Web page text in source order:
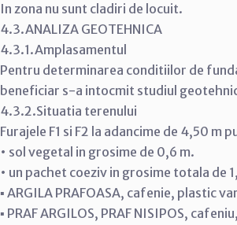
In zona nu sunt cladiri de locuit.
4.3.ANALIZA GEOTEHNICA
4.3.1.Amplasamentul
Pentru determinarea conditiilor de
beneficiar s-a intocmit studiul
4.3.2.Situatia terenului
Furajele F1 si F2 la adancime de 4,50
• sol vegetal in grosime de 0,6 m.
• un pachet coeziv in grosime totala de
▪ ARGILA PRAFOASA, cafenie, plastic
▪ PRAF ARGILOS, PRAF NISIPOS,